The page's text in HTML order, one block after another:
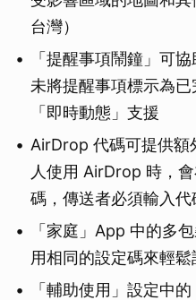
台灣）
「提醒事項鬧鐘」可
未將提醒事項標示為
「即時動態」支援
AirDrop 代碼可提供額
人使用 AirDrop 時，
碼，傳送者必須輸入
「家庭」App 中的多
用相同的設定碼來輕
「輔助使用」設定中